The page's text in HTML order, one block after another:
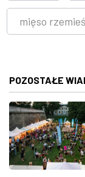
mięso
POZOSTAŁE